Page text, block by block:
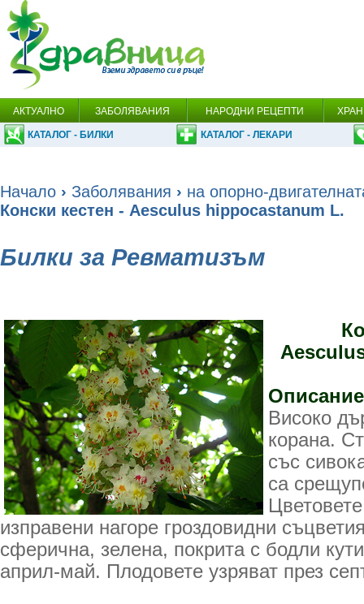
АКТУАЛНО ЗАБОЛЯВАНИЯ НАРОДНИ РЕЦЕПТИ
КАТАЛОГ - БИЛКИ КАТАЛОГ - ЛЕКАРИ
Начало › Заболявания › на опорно-
Конски кестен - Aesculus hippocastanum L.
Билки за Ревматизъм
Високо
корана.
със
са
изправени нагоре гроздовидни
сферична, зелена, покрита с бодли
април-май. Плодовете узряват през